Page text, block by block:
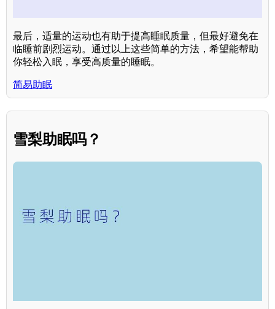
最后，适量的运动也有助于提高睡眠质量，但最好避免在
临睡前剧烈运动。通过以上这些简单的方法，希望能帮助
你轻松入眠，享受高质量的睡眠。
简易助眠
雪梨助眠吗？